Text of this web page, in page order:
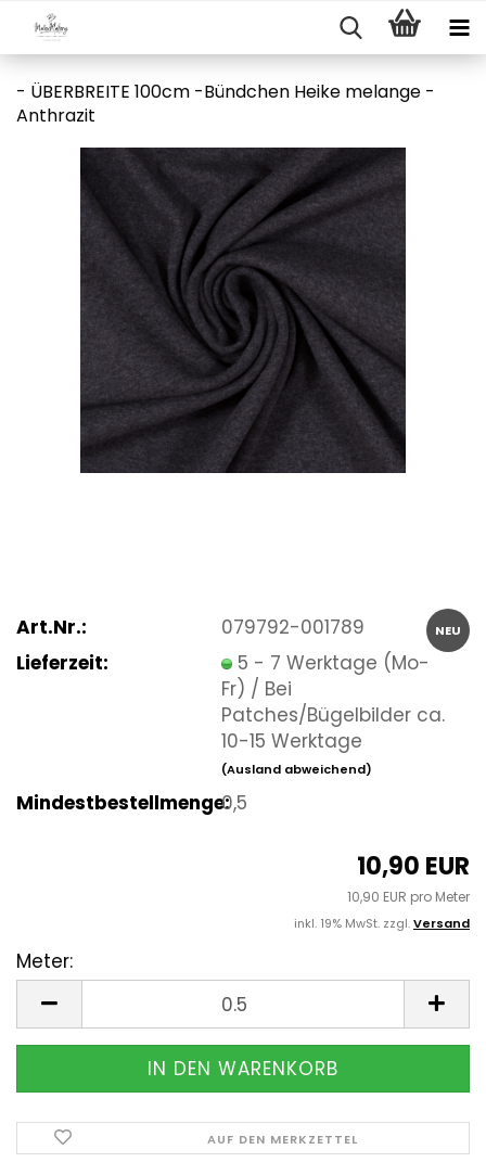
- ÜBERBREITE 100cm -Bündchen Heike melange -
Anthrazit
NEU
Art.Nr.:
079792-001789
Lieferzeit:
5 - 7 Werktage (Mo-
Fr) / Bei
Patches/Bügelbilder ca.
10-15 Werktage
(Ausland abweichend)
Mindestbestellmenge:0,5
10,90 EUR
10,90 EUR pro Meter
inkl. 19% MwSt. zzgl.Versand
Meter:
AUF DEN MERKZETTEL